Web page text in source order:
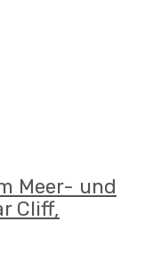
Meer- und
Cliff,